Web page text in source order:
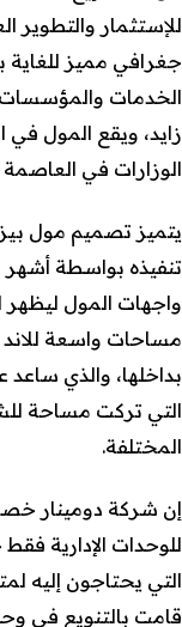
للإستثمار والتطوير
جغرافي مميز
الخدمات
زايد، ويقع المول في
الوزارات في العاصمة
يتميز تصميم مول
تنفيذه بواسطة
واجهات المول
مساحات واسعة للاند
بداخلها، والذي
التي تركت مساحة
المختلفة.
إن شركة دومينار
للوحدات الإدارية
التي يحتاجون إليه